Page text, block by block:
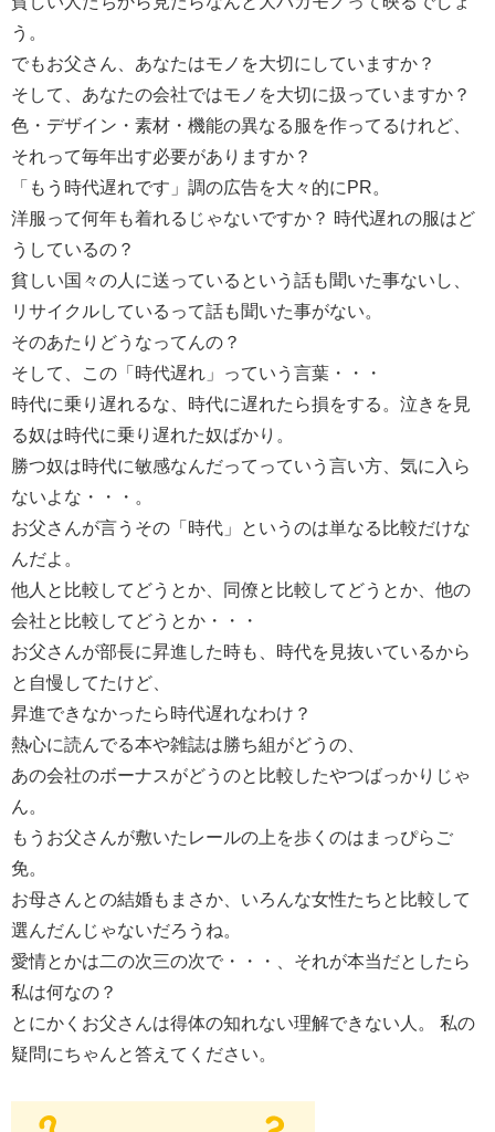
う。
でもお父さん、あなたはモノを大切にしていますか？
そして、あなたの会社ではモノを大切に扱っていますか？
色・デザイン・素材・機能の異なる服を作ってるけれど、
それって毎年出す必要がありますか？
「もう時代遅れです」調の広告を大々的にPR。
洋服って何年も着れるじゃないですか？ 時代遅れの服はど
うしているの？
貧しい国々の人に送っているという話も聞いた事ないし、
リサイクルしているって話も聞いた事がない。
そのあたりどうなってんの？
そして、この「時代遅れ」っていう言葉・・・
時代に乗り遅れるな、時代に遅れたら損をする。泣きを見
る奴は時代に乗り遅れた奴ばかり。
勝つ奴は時代に敏感なんだってっていう言い方、気に入ら
ないよな・・・。
お父さんが言うその「時代」というのは単なる比較だけな
んだよ。
他人と比較してどうとか、同僚と比較してどうとか、他の
会社と比較してどうとか・・・
お父さんが部長に昇進した時も、時代を見抜いているから
と自慢してたけど、
昇進できなかったら時代遅れなわけ？
熱心に読んでる本や雑誌は勝ち組がどうの、
あの会社のボーナスがどうのと比較したやつばっかりじゃ
ん。
もうお父さんが敷いたレールの上を歩くのはまっぴらご
免。
お母さんとの結婚もまさか、いろんな女性たちと比較して
選んだんじゃないだろうね。
愛情とかは二の次三の次で・・・、それが本当だとしたら
私は何なの？
とにかくお父さんは得体の知れない理解できない人。 私の
疑問にちゃんと答えてください。